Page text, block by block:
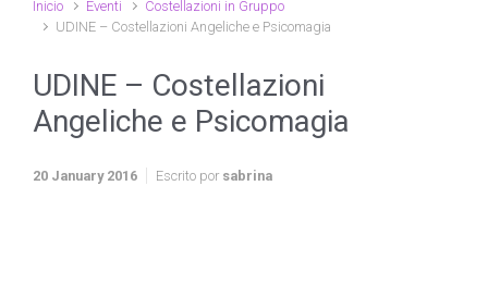
Inicio Eventi
Costellazioni in Gruppo
UDINE – Costellazioni Angeliche e Psicomagia
UDINE – Costellazioni
Angeliche e Psicomagia
20 January 2016 Escrito por sabrina